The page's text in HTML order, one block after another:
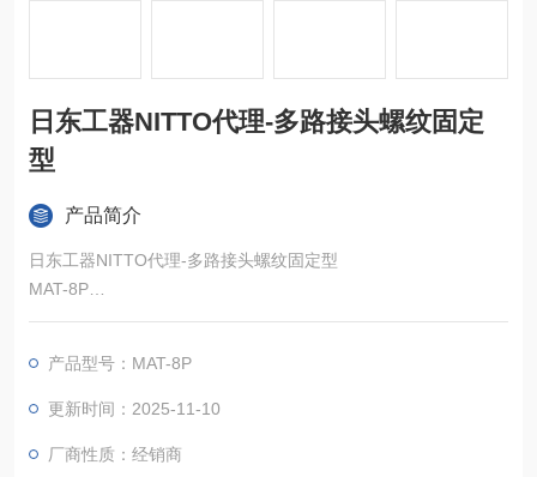
日东工器NITTO代理-多路接头螺纹固定
型
产品简介
日东工器NITTO代理-多路接头螺纹固定型
MAT-8P
一次操作可同时连接多个配管。
产品型号：MAT-8P
更新时间：2025-11-10
厂商性质：经销商